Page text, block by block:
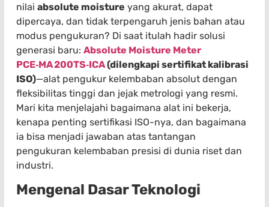
nilai absolute moisture yang akurat, dapat
dipercaya, dan tidak terpengaruh jenis bahan atau
modus pengukuran? Di saat itulah hadir solusi
generasi baru: Absolute Moisture Meter
PCE‑MA 200TS‑ICA(dilengkapi sertifikat kalibrasi
ISO)—alat pengukur kelembaban absolut dengan
fleksibilitas tinggi dan jejak metrologi yang resmi.
Mari kita menjelajahi bagaimana alat ini bekerja,
kenapa penting sertifikasi ISO-nya, dan bagaimana
ia bisa menjadi jawaban atas tantangan
pengukuran kelembaban presisi di dunia riset dan
industri.
Mengenal Dasar Teknologi